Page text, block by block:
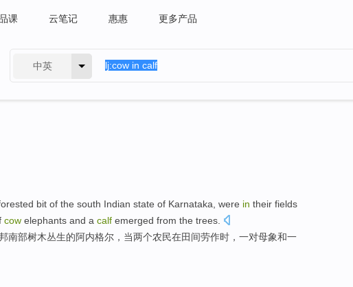
课 云笔记 惠惠 更多产品
中英
bit of the south Indian state of Karnataka , were in their fields
cow elephants and a calf emerged from the trees
南部树木丛生的阿内格尔， 当两个农民在田间劳作时， 一对母象和一